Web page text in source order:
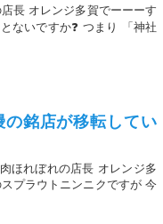
長 オレンジ多賀でーーーす
ないですか❓ つまり 「神社
銘店が移転してい
ほれぼれの店長 オレンジ多
プラウトニンニクですが 今